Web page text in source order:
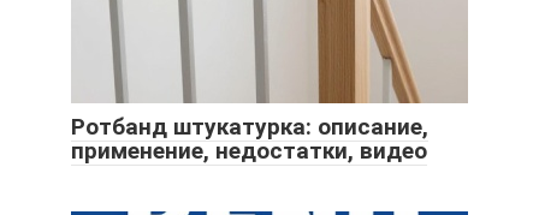
Ротбанд штукатурка: описание,
применение, недостатки, видео